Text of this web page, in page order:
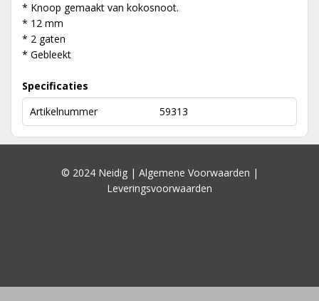
* Knoop gemaakt van kokosnoot.
* 12 mm
* 2 gaten
* Gebleekt
Specificaties
Artikelnummer
59313
© 2024 Neidig | Algemene Voorwaarden |
Leveringsvoorwaarden